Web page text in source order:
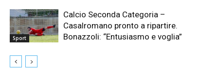
Sport
Calcio Seconda Categoria –
Casalromano pronto a ripartire.
Bonazzoli: “Entusiasmo e voglia”